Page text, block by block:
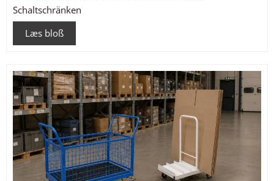
Schaltschränken
Læs bloß